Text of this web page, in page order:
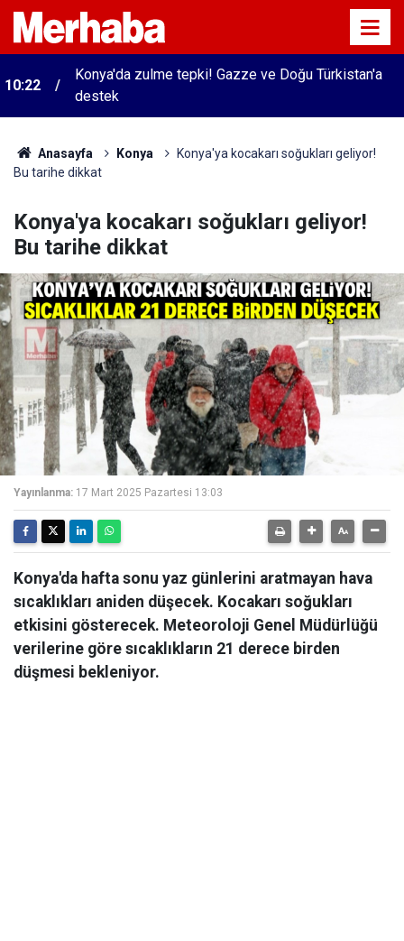
10:22
Konya'da zulme tepki! Gazze ve Doğu Türkistan'a
destek
Anasayfa Konya
Konya'ya kocakarı soğukları geliyor!
Bu tarihe dikkat
Konya'ya kocakarı soğukları geliyor!
Bu tarihe dikkat
Yayınlanma: 17 Mart 2025 Pazartesi 13:03
Konya'da hafta sonu yaz günlerini aratmayan hava
sıcaklıkları aniden düşecek. Kocakarı soğukları
etkisini gösterecek. Meteoroloji Genel Müdürlüğü
verilerine göre sıcaklıkların 21 derece birden
düşmesi bekleniyor.